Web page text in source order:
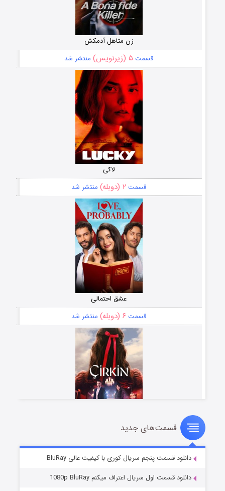
زن متاهل آدمکش
قسمت ۵ (زیرنویس) منتشر شد
لاکی
قسمت ۲ (دوبله) منتشر شد
عشق احتمالی
قسمت ۶ (دوبله) منتشر شد
سریال زشت
قسمت۵ (زیرنویس) منتشر شد
قسمت‌های جدید
دانلود قسمت پنجم سریال کوری با کیفیت عالی BluRay
دانلود قسمت اول سریال اعتراف میکنم 1080p BluRay